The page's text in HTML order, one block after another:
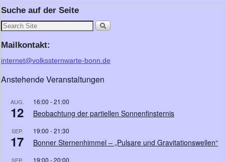
Suche auf der Seite
Mailkontakt:
internet@volkssternwarte-bonn.de
Anstehende Veranstaltungen
AUG.
12
16:00 -21:00
Beobachtung der partiellen Sonnenfinsternis
SEP.
17
19:00 -21:30
Bonner Sternenhimmel – „Pulsare und Gravitationswellen“
SEP. 19:00 -20:00